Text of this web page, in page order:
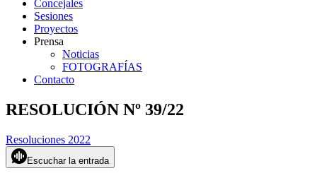
Concejales
Sesiones
Proyectos
Prensa
Noticias
FOTOGRAFÍAS
Contacto
RESOLUCIÓN Nº 39/22
Resoluciones 2022
Escuchar la entrada